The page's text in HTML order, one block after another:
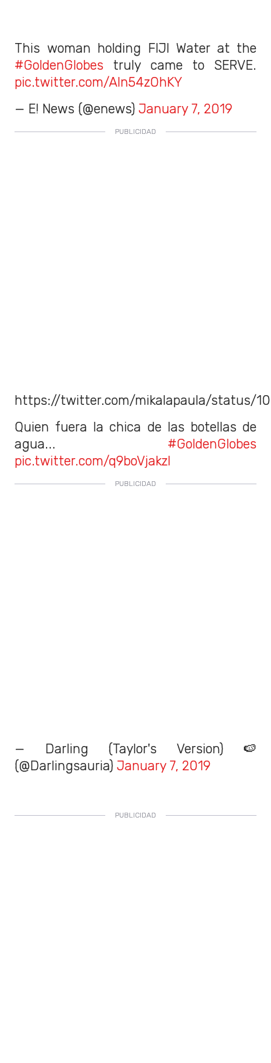
This woman holding FIJI Water at the
#GoldenGlobes truly came to SERVE.
pic.twitter.com/Aln54zOhKY
— E! News (@enews) January 7, 2019
https://twitter.com/mikalapaula/status/
Quien fuera la chica de las botellas de
agua... #GoldenGlobes
pic.twitter.com/q9boVjakzI
— Darling (Taylor's Version) 🍉
(@Darlingsauria) January 7, 2019